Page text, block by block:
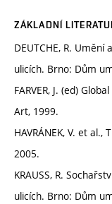
ZÁKLADNÍ
DEUTCHE, R.
ulicích. Brno: Dům
FARVER, J. (ed)
Art, 1999.
HAVRÁNEK, V. et
2005.
KRAUSS, R.
ulicích. Brno: Dům